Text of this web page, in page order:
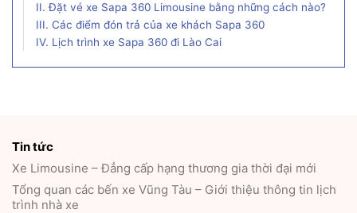
II. Đặt vé xe Sapa 360 Limousine bằng những cách nào?
III. Các điểm đón trả của xe khách Sapa 360
IV. Lịch trình xe Sapa 360 đi Lào Cai
Tin tức
Xe Limousine – Đẳng cấp hạng thương gia thời đại mới
Tổng quan các bến xe Vũng Tàu – Giới thiệu thông tin lịch
trình nhà xe